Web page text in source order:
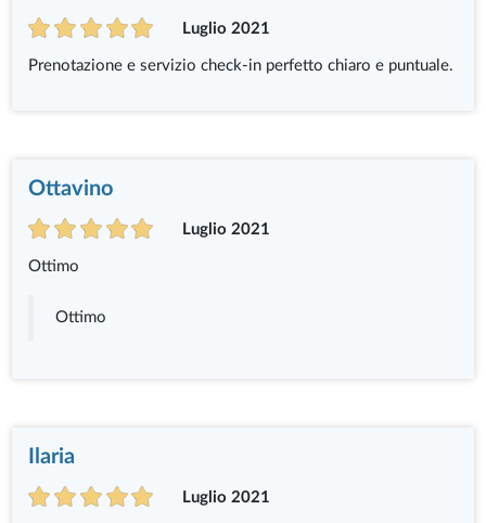
Luglio 2021
Prenotazione e servizio check-in perfetto chiaro e puntuale.
Ottavino
Luglio 2021
Ottimo
Ottimo
Ilaria
Luglio 2021